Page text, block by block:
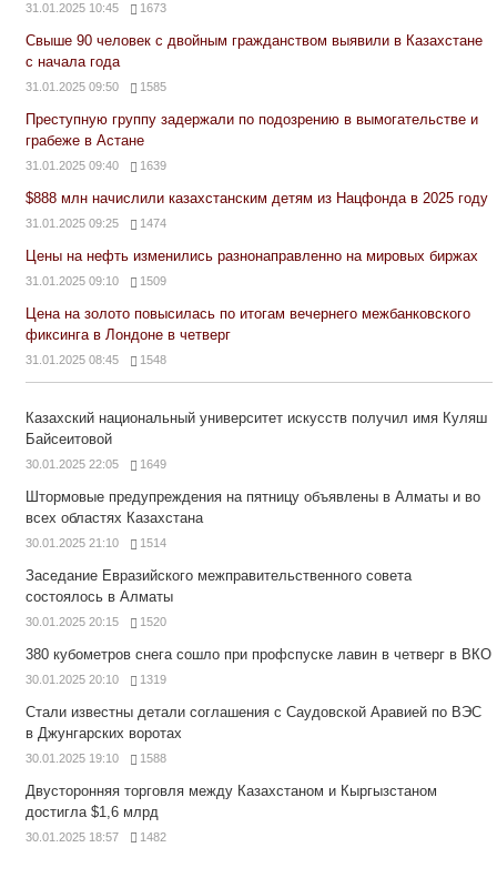
31.01.2025 10:45 1673
Свыше 90 человек с двойным гражданством выявили в Казахстане
с начала года
31.01.2025 09:50 1585
Преступную группу задержали по подозрению в вымогательстве и
грабеже в Астане
31.01.2025 09:40 1639
$888 млн начислили казахстанским детям из Нацфонда в 2025 году
31.01.2025 09:25 1474
Цены на нефть изменились разнонаправленно на мировых биржах
31.01.2025 09:10 1509
Цена на золото повысилась по итогам вечернего межбанковского
фиксинга в Лондоне в четверг
31.01.2025 08:45 1548
Казахский национальный университет искусств получил имя Куляш
Байсеитовой
30.01.2025 22:05 1649
Штормовые предупреждения на пятницу объявлены в Алматы и во
всех областях Казахстана
30.01.2025 21:10 1514
Заседание Евразийского межправительственного совета
состоялось в Алматы
30.01.2025 20:15 1520
380 кубометров снега сошло при профспуске лавин в четверг в ВКО
30.01.2025 20:10 1319
Стали известны детали соглашения с Саудовской Аравией по ВЭС
в Джунгарских воротах
30.01.2025 19:10 1588
Двусторонняя торговля между Казахстаном и Кыргызстаном
достигла $1,6 млрд
30.01.2025 18:57 1482